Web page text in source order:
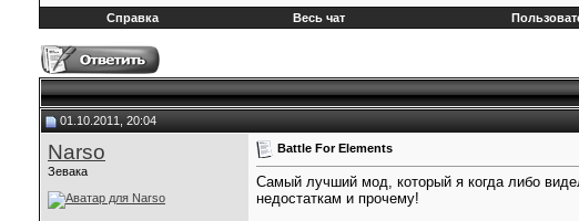
Справка
Весь чат
01.10.2011, 20:04
Narso
Зевака
Battle For Elements
Самый лучший мод, который я когда либо
недостаткам и прочему!